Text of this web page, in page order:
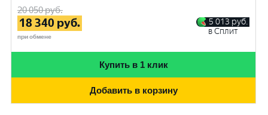
20 050руб.
18 340 руб.
при обмене
5 013 руб.
в Сплит
Купить в 1 клик
Добавить в корзину